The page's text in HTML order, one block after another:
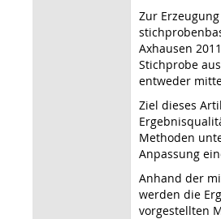
Zur
Axhausen
Stichprobe
entweder
Ziel dieses
Methoden
Anpassung
Anhand der
werden die
vorgestellten